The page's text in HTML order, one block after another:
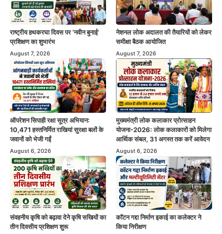
राष्ट्रीय हथकरघा दिवस पर ‘नवीन बुनाई’
प्रशिक्षण का शुभारंभ
August 7, 2026
नेशनल लोक अदालत की तैयारियों को लेकर
समीक्षा बैठक आयोजित
August 7, 2026
ऑपरेशन सिपाही रक्षा सूत्र अभियान:
10,471 हस्तनिर्मित राखियां सुरक्षा बलों के
जवानों को भेजी गईं
August 6, 2026
मुख्यमंत्री लोक कलाकार प्रोत्साहन
योजना-2026: लोक कलाकारों को मिलेगा
आर्थिक संबल, 31 अगस्त तक करें आवेदन
August 6, 2026
संवहनीय कृषि को बढ़ावा देने कृषि सखियों का
तीन दिवसीय प्रशिक्षण शुरू
कॉटन गद्दा निर्माण इकाई का कलेक्टर ने
किया निरीक्षण